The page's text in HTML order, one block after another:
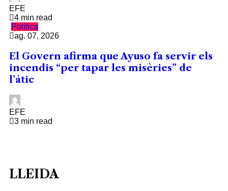
EFE
4 min read
Política
ag. 07, 2026
El Govern afirma que Ayuso fa servir els
incendis “per tapar les misèries” de
l’àtic
EFE
3 min read
LLEIDA